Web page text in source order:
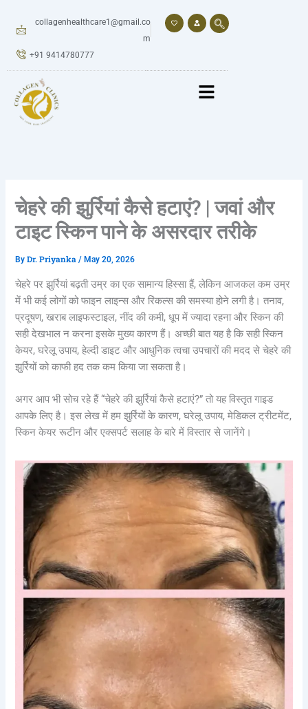
collagenhealthcare1@gmail.co
m
+91 9414780777
चेहरे की झुर्रियां कैसे हटाएं? | जवां और
टाइट स्किन पाने के असरदार तरीके
ByDr. Priyanka/ May 20, 2026
चेहरे पर झुर्रियां बढ़ती उम्र का एक सामान्य हिस्सा हैं, लेकिन आजकल कम उम्र
में भी कई लोगों को फाइन लाइन्स और रिंकल्स की समस्या होने लगी है। तनाव,
प्रदूषण, खराब लाइफस्टाइल, नींद की कमी, धूप में ज्यादा रहना और स्किन की
सही देखभाल न करना इसके मुख्य कारण हैं। अच्छी बात यह है कि सही स्किन
केयर, घरेलू उपाय, हेल्दी डाइट और आधुनिक त्वचा उपचारों की मदद से चेहरे की
झुर्रियों को काफी हद तक कम किया जा सकता है।
अगर आप भी सोच रहे हैं “चेहरे की झुर्रियां कैसे हटाएं?” तो यह विस्तृत गाइड
आपके लिए है। इस लेख में हम झुर्रियों के कारण, घरेलू उपाय, मेडिकल ट्रीटमेंट,
स्किन केयर रूटीन और एक्सपर्ट सलाह के बारे में विस्तार से जानेंगे।